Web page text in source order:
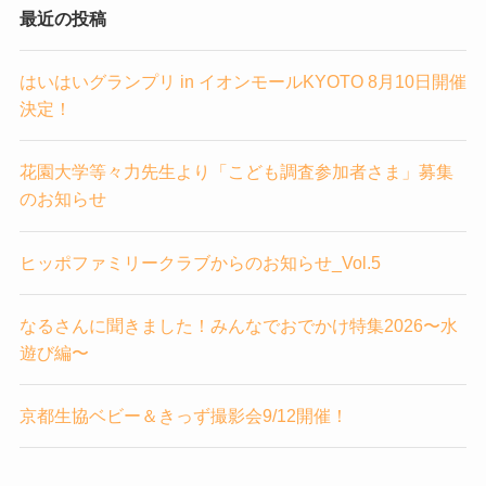
最近の投稿
はいはいグランプリ in イオンモールKYOTO 8月10日開催
決定！
花園大学等々力先生より「こども調査参加者さま」募集
のお知らせ
ヒッポファミリークラブからのお知らせ_Vol.5
なるさんに聞きました！みんなでおでかけ特集2026〜水
遊び編〜
京都生協ベビー＆きっず撮影会9/12開催！